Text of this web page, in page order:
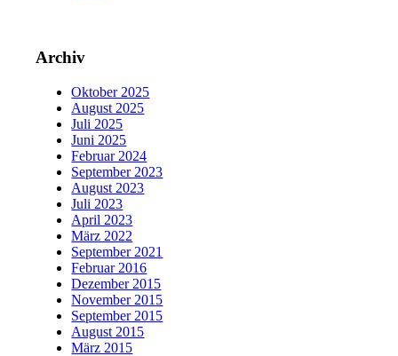
Archiv
Oktober 2025
August 2025
Juli 2025
Juni 2025
Februar 2024
September 2023
August 2023
Juli 2023
April 2023
März 2022
September 2021
Februar 2016
Dezember 2015
November 2015
September 2015
August 2015
März 2015